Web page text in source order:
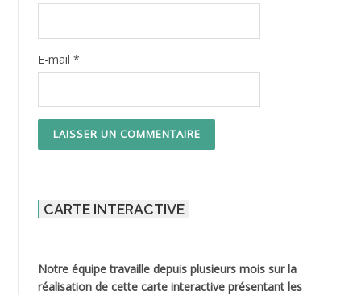
E-mail *
CARTE INTERACTIVE
Notre équipe travaille depuis plusieurs mois sur la
réalisation de cette carte interactive présentant les